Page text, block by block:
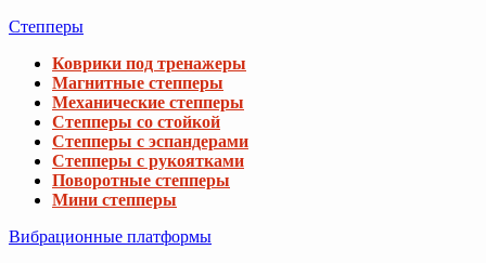
Степперы
Коврики под тренажеры
Магнитные степперы
Механические степперы
Степперы со стойкой
Степперы с эспандерами
Степперы с рукоятками
Поворотные степперы
Мини степперы
Вибрационные платформы